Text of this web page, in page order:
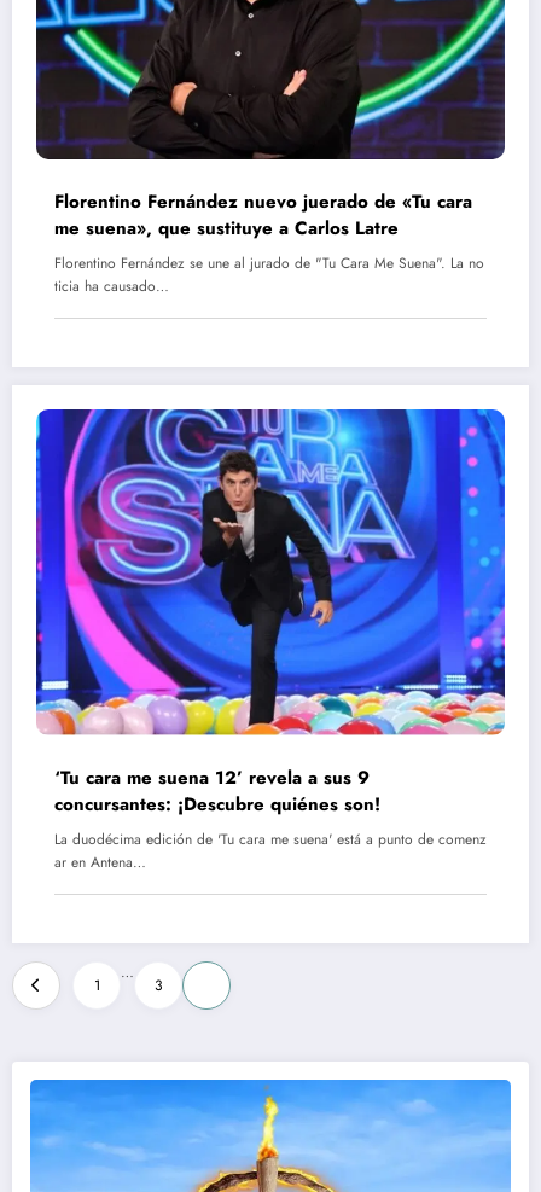
Florentino Fernández nuevo juerado de «Tu cara
me suena», que sustituye a Carlos Latre
Florentino Fernández se une al jurado de "Tu Cara Me Suena". La no
ticia ha causado…
‘Tu cara me suena 12’ revela a sus 9
concursantes: ¡Descubre quiénes son!
La duodécima edición de 'Tu cara me suena' está a punto de comenz
ar en Antena…
Paginación
de
entradas
1
…
3